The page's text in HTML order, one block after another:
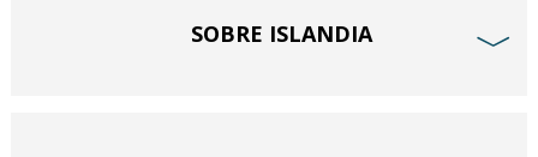
SOBRE ISLANDIA ﹀